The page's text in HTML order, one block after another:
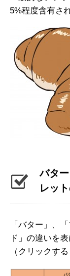
5%程度含有さ
バタ
レッ
「バター」、
ド」の違いを
（クリックす